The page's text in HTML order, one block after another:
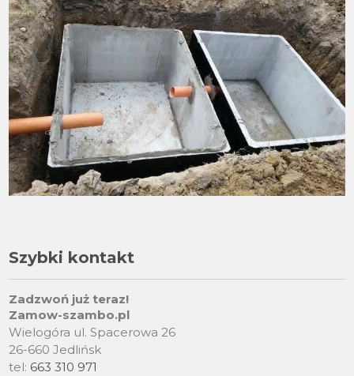
Szybki kontakt
Zadzwoń już teraz!
Zamow-szambo.pl
Wielogóra ul. Spacerowa 26
26-660 Jedlińsk
tel: 663 310 971